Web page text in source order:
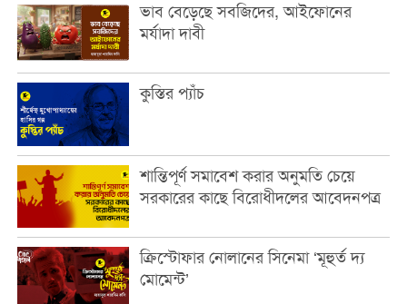
ভাব বেড়েছে সবজিদের, আইফোনের
মর্যাদা দাবী
কুস্তির প্যাঁচ
শান্তিপূর্ণ সমাবেশ করার অনুমতি চেয়ে
সরকারের কাছে বিরোধীদলের আবেদনপত্র
ক্রিস্টোফার নোলানের সিনেমা ‘মূহুর্ত দ্য
মোমেন্ট’